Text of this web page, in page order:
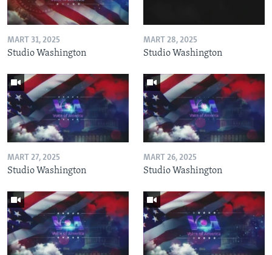
MART 31, 2025
Studio Washington
MART 28, 2025
Studio Washington
MART 27, 2025
Studio Washington
MART 26, 2025
Studio Washington